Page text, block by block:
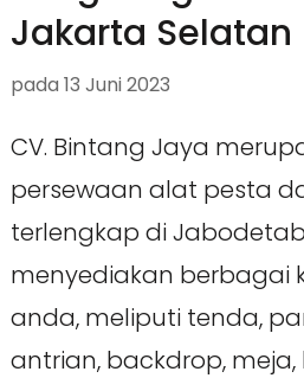
Jakarta Selatan
pada 13 Juni 2023
CV. Bintang Jaya
persewaan alat pesta
terlengkap di
menyediakan berbagai
anda, meliputi tenda,
antrian, backdrop, meja,